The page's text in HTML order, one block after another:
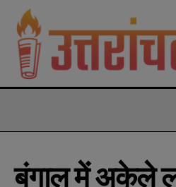
बंगाल में अकेले